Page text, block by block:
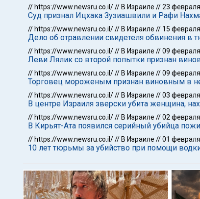
// https://www.newsru.co.il/// В Израиле //23
Суд признал Ицхака Зузиашвили и Рафи
// https://www.newsru.co.il/// В Израиле // 15
Дело об отравлении свидетеля обвинения в
// https://www.newsru.co.il/// В Израиле //09
Леви Лялик со второй попытки признан
// https://www.newsru.co.il/// В Израиле //09
Торговец мороженым признан виновным в
// https://www.newsru.co.il/// В Израиле //03
В центре Израиля зверски убита женщина,
// https://www.newsru.co.il/// В Израиле //02
В Кирьят-Ата появился серийный убийца
// https://www.newsru.co.il/// В Израиле //01
10 лет тюрьмы за убийство при помощи